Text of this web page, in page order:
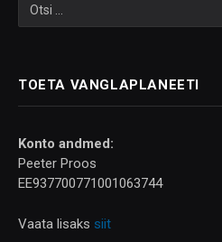
TOETA VANGLAPLANEETI
Konto andmed:
Peeter Proos
EE937700771001063744
Vaata lisaks siit